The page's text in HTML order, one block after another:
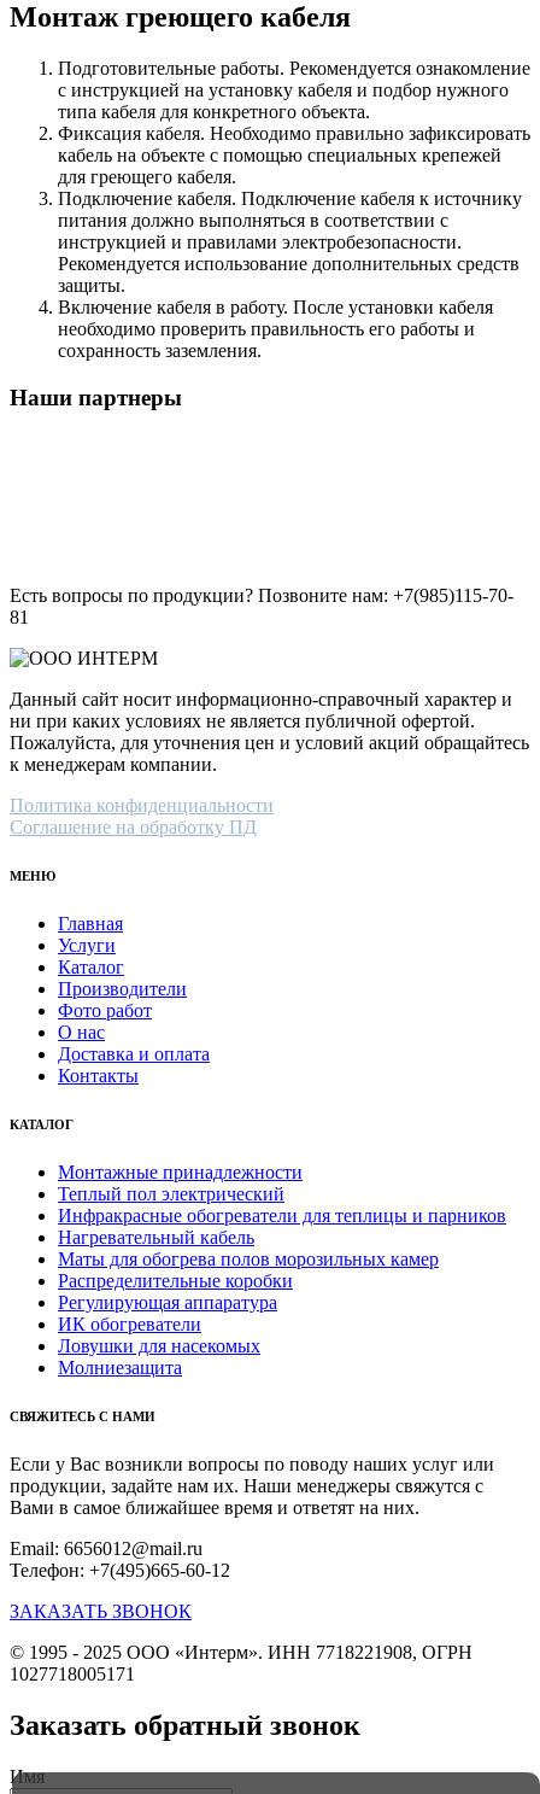
Монтаж греющего кабеля
Подготовительные работы. Рекомендуется ознакомление
с инструкцией на установку кабеля и подбор нужного
типа кабеля для конкретного объекта.
Фиксация кабеля. Необходимо правильно зафиксировать
кабель на объекте с помощью специальных крепежей
для греющего кабеля.
Подключение кабеля. Подключение кабеля к источнику
питания должно выполняться в соответствии с
инструкцией и правилами электробезопасности.
Рекомендуется использование дополнительных средств
защиты.
Включение кабеля в работу. После установки кабеля
необходимо проверить правильность его работы и
сохранность заземления.
Наши партнеры
Есть вопросы по продукции? Позвоните нам: +7(985)115-70-
81
Данный сайт носит информационно-справочный характер и
ни при каких условиях не является публичной офертой.
Пожалуйста, для уточнения цен и условий акций обращайтесь
к менеджерам компании.
Политика конфиденциальности
Соглашение на обработку ПД
МЕНЮ
Главная
Услуги
Каталог
Производители
Фото работ
О нас
Доставка и оплата
Контакты
КАТАЛОГ
Монтажные принадлежности
Теплый пол электрический
Инфракрасные обогреватели для теплицы и парников
Нагревательный кабель
Маты для обогрева полов морозильных камер
Распределительные коробки
Регулирующая аппаратура
ИК обогреватели
Ловушки для насекомых
Молниезащита
СВЯЖИТЕСЬ С НАМИ
Если у Вас возникли вопросы по поводу наших услуг или
продукции, задайте нам их. Наши менеджеры свяжутся с
Вами в самое ближайшее время и ответят на них.
Email: 6656012@mail.ru
Телефон: +7(495)665-60-12
ЗАКАЗАТЬ ЗВОНОК
© 1995 - 2025 ООО «Интерм». ИНН 7718221908, ОГРН
1027718005171
Заказать обратный звонок
Имя